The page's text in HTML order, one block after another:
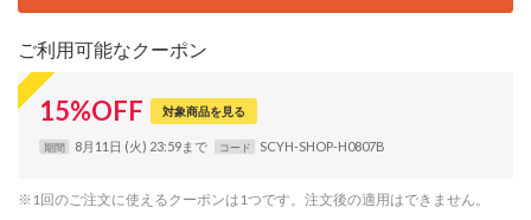
ご利用可能なクーポン
15%OFF 対象商品を見る
期間 8月11日 (火) 23:59まで コード SCYH-SHOP-H0807B
※1回のご注文に使えるクーポンは1つです。注文後の適用はできません。